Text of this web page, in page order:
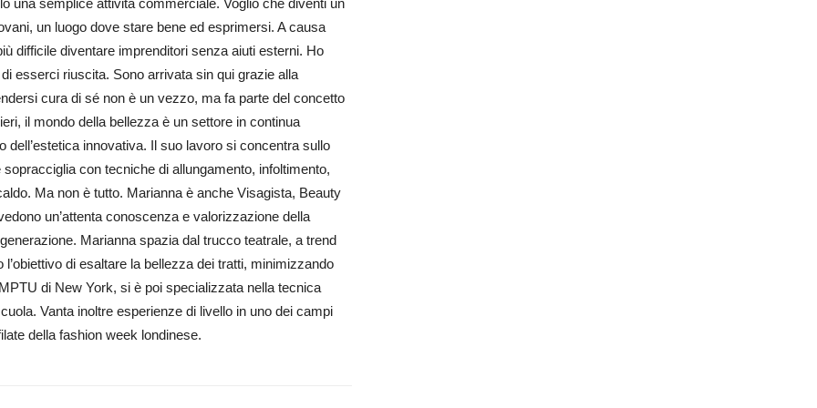
un luogo dove stare bene ed esprimersi. A causa
difficile diventare imprenditori senza aiuti esterni. Ho
esserci riuscita. Sono arrivata sin qui grazie alla
cura di sé non è un vezzo, ma fa parte del concetto
il mondo della bellezza è un settore in continua
innovativa. Il suo lavoro si concentra sullo
con tecniche di allungamento, infoltimento,
Ma non è tutto. Marianna è anche Visagista, Beauty
un’attenta conoscenza e valorizzazione della
Marianna spazia dal trucco teatrale, a trend
di esaltare la bellezza dei tratti, minimizzando
di New York, si è poi specializzata nella tecnica
Vanta inoltre esperienze di livello in uno dei campi
della fashion week londinese.